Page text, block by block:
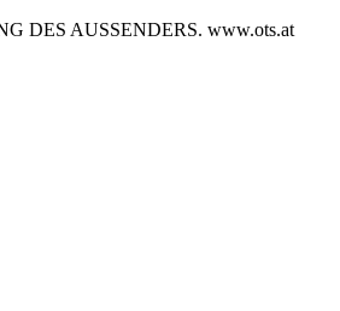
DES AUSSENDERS. www.ots.at